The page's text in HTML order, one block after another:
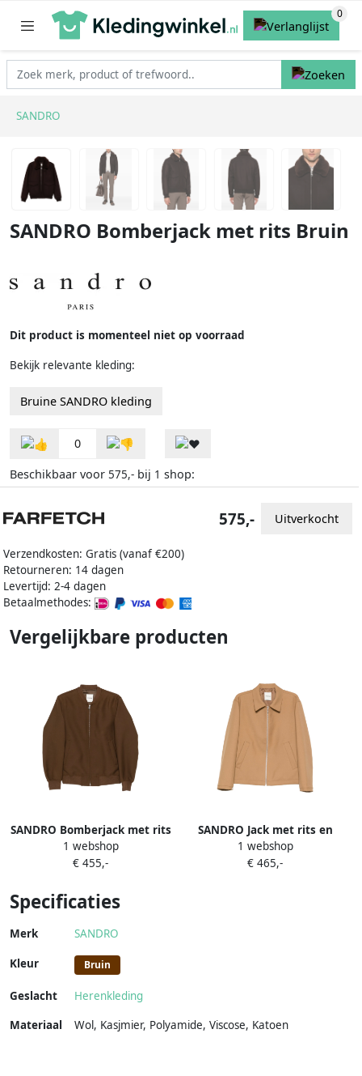
SANDRO
SANDRO Bomberjack met rits Bruin
Dit product is momenteel niet op voorraad
Bekijk relevante kleding:
Bruine SANDRO kleding
0
Beschikbaar voor 575,- bij 1 shop:
Verzendkosten: Gratis (vanaf €200)
Retourneren: 14 dagen
Levertijd: 2-4 dagen
Betaalmethodes:
575,- Uitverkocht
Vergelijkbare producten
SANDRO Bomberjack met rits
Bruin
1 webshop
€ 455,-
SANDRO Jack met rits en
lange mouwen Bruin
1 webshop
€ 465,-
Specificaties
Merk SANDRO
Kleur Bruin
Geslacht
Herenkleding
Materiaal
Wol , Kasjmier, Polyamide, Viscose, Katoen